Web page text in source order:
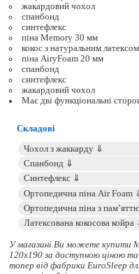
жакардовий чохол
спанбонд
синтефлекс
піна Memory 30 мм
кокос з натуральним
піна AiryFoam 20 мм
спанбонд
синтефлекс
жакардовий чохол
Має дві функціональні
Складові
У магазині Ви можете купити
120x190 за доступною ціною
топервід фабрики EuroSleep